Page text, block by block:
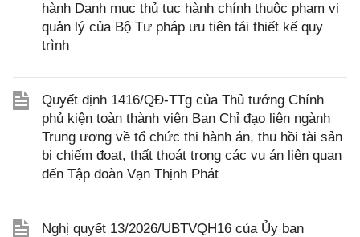
hành Danh mục thủ tục hành chính thuộc phạm vi
quản lý của Bộ Tư pháp ưu tiên tái thiết kế quy
trình
Quyết định 1416/QĐ-TTg của Thủ tướng Chính
phủ kiện toàn thành viên Ban Chỉ đạo liên ngành
Trung ương về tổ chức thi hành án, thu hồi tài sản
bị chiếm đoạt, thất thoát trong các vụ án liên quan
đến Tập đoàn Vạn Thịnh Phát
Nghị quyết 13/2026/UBTVQH16 của Ủy ban